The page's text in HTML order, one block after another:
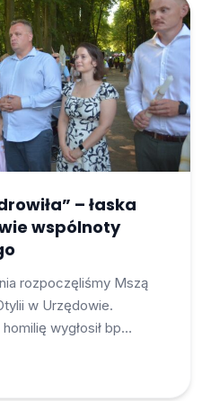
– łaska
wspólnoty
rozpoczęliśmy Mszą
w Urzędowie.
wygłosił bp…